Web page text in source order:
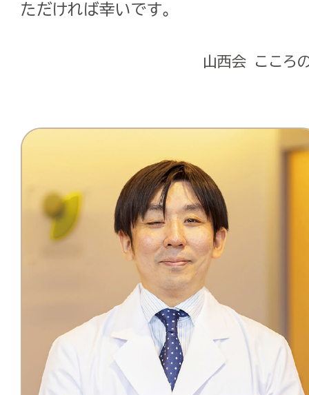
ただければ幸いです。
山西会 こころ